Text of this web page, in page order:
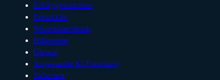
Erfolgsgeschichten
Entwickler
Wissensdatenbank
Hilfecenter
Glossar
Angewandte KI-Forschung
Sicherheit